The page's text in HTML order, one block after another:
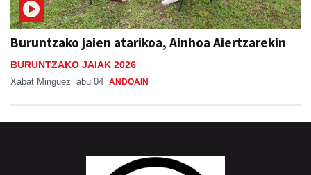
Buruntzako jaien atarikoa, Ainhoa Aiertzarekin
BURUNTZAKO JAIAK 2026
Xabat Minguez abu 04 ANDOAIN